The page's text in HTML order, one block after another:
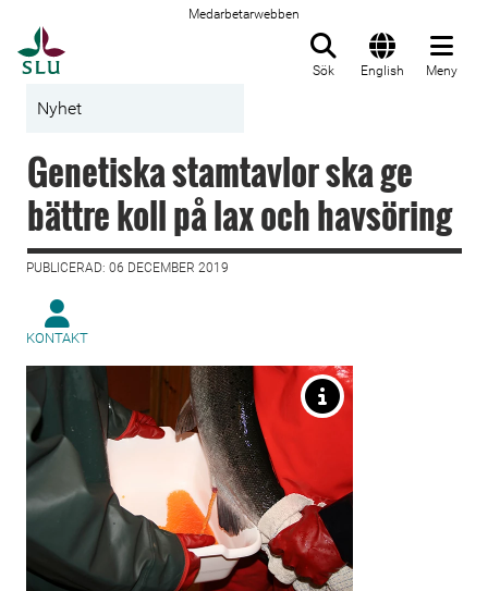
Medarbetarwebben
Sök English Meny
Nyhet
Genetiska stamtavlor ska ge
bättre koll på lax och havsöring
PUBLICERAD: 06 DECEMBER 2019
KONTAKT